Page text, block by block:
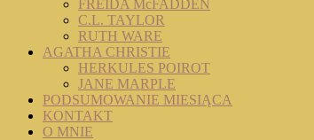
FREIDA McFADDEN
C.L. TAYLOR
RUTH WARE
AGATHA CHRISTIE
HERKULES POIROT
JANE MARPLE
PODSUMOWANIE MIESIĄCA
KONTAKT
O MNIE